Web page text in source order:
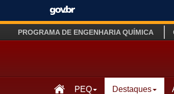
PROGRAMA DE ENGENHARIA QUÍMICA
PEQ Destaques